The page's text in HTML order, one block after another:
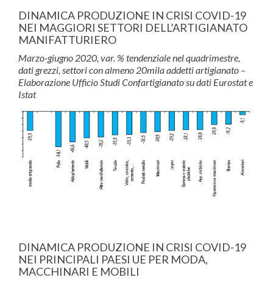
DINAMICA PRODUZIONE IN CRISI COVID-19
NEI MAGGIORI SETTORI DELL’ARTIGIANATO
MANIFATTURIERO
Marzo-giugno 2020, var. % tendenziale nel quadrimestre,
dati grezzi, settori con almeno 20mila addetti artigianato –
Elaborazione Ufficio Studi Confartigianato su dati Eurostat e
Istat
DINAMICA PRODUZIONE IN CRISI COVID-19
NEI PRINCIPALI PAESI UE PER MODA,
MACCHINARI E MOBILI